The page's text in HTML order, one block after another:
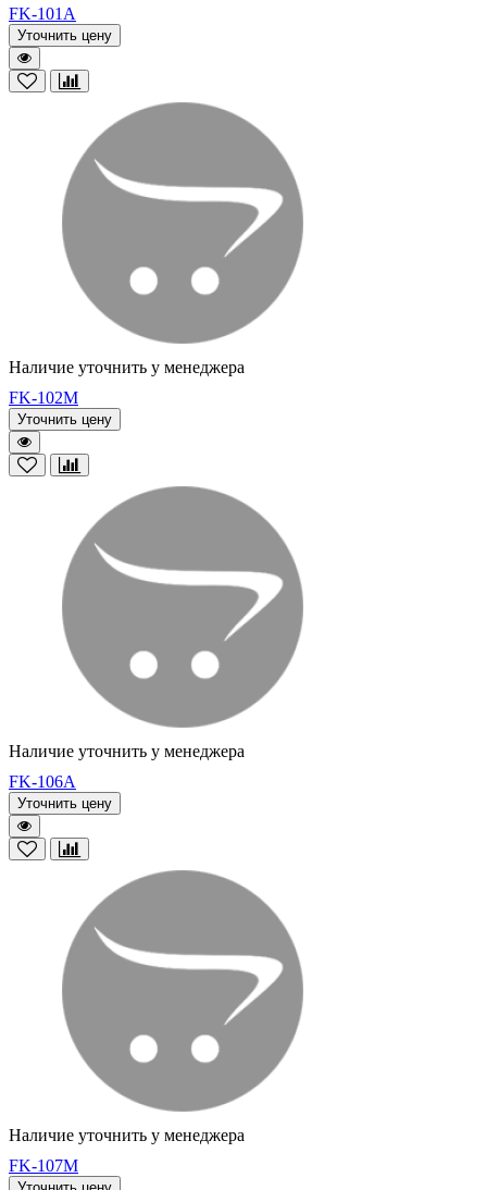
FK-101A
Уточнить цену
Наличие уточнить у менеджера
FK-102M
Уточнить цену
Наличие уточнить у менеджера
FK-106A
Уточнить цену
Наличие уточнить у менеджера
FK-107M